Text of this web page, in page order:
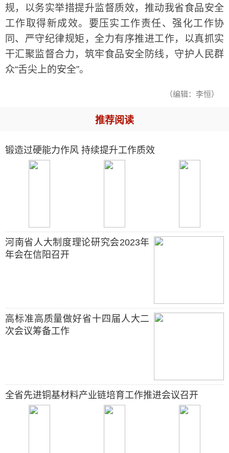
规，以务实举措提升监督质效，推动我省食品安全
工作取得新成效。要压实工作责任、强化工作协
同、严守纪律规矩，全力有序推进工作，以真抓实
干汇聚监督合力，筑牢食品安全防线，守护人民群
众“舌尖上的安全”。
（编辑：李恒）
推荐阅读
锻造过硬能力作风 持续提升工作质效
河南省人大制度理论研究会2023年
年会在信阳召开
高标准高质量做好省十四届人大二
次会议筹备工作
全省先进铜基材料产业链培育工作推进会议召开